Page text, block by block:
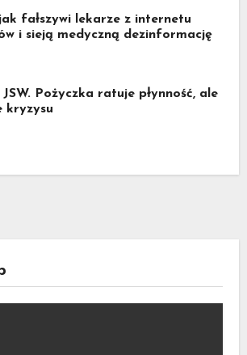
fałszywi lekarze z internetu
i sieją medyczną dezinformację
Pożyczka ratuje płynność, ale
kryzysu